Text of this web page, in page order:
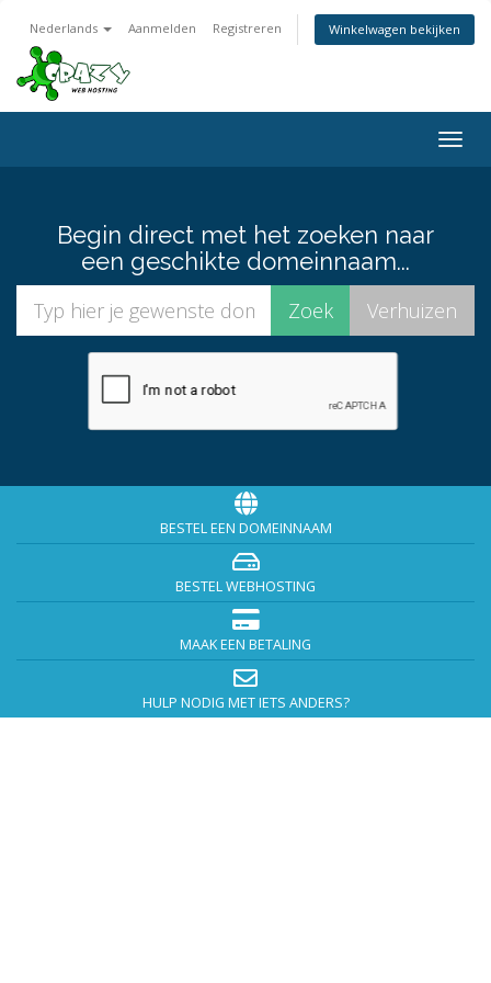
Nederlands Aanmelden Registreren Winkelwagen bekijken
Begin direct met het zoeken naar
een geschikte domeinnaam...
BESTEL EEN DOMEINNAAM
BESTEL WEBHOSTING
MAAK EEN BETALING
HULP NODIG MET IETS ANDERS?